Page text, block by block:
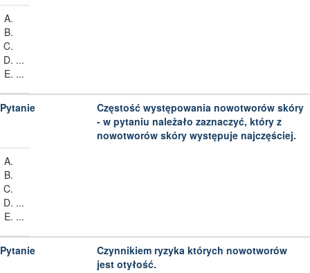
...
...
Częstość występowania nowotworów skóry
- w pytaniu należało zaznaczyć, który z
nowotworów skóry występuje najczęściej.
...
...
Czynnikiem ryzyka których nowotworów
jest otyłość.